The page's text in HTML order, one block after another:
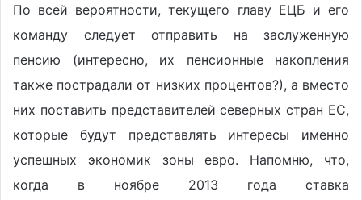
По всей вероятности, текущего главу ЕЦБ и его
команду следует отправить на заслуженную
пенсию (интересно, их пенсионные накопления
также пострадали от низких процентов?), а вместо
них поставить представителей северных стран ЕС,
которые будут представлять интересы именно
успешных экономик зоны евро. Напомню, что,
когда в ноябре 2013 года ставка